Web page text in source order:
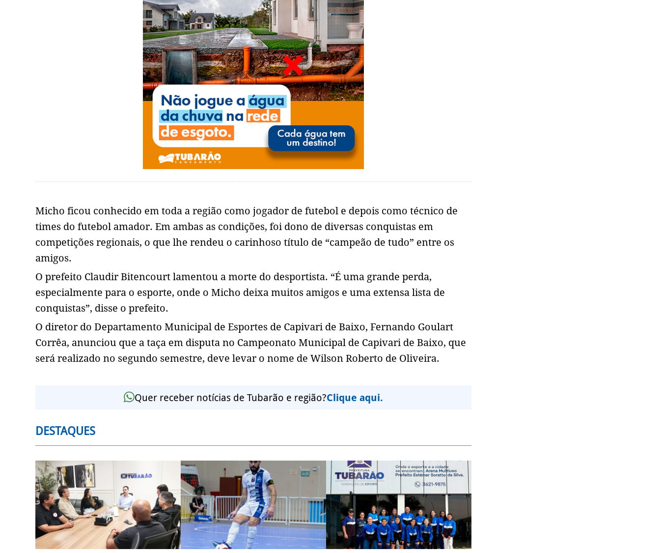
Micho ficou conhecido em toda a região como jogador de futebol e depois como técnico de
times do futebol amador. Em ambas as condições, foi dono de diversas conquistas em
competições regionais, o que lhe rendeu o carinhoso título de “campeão de tudo” entre os
amigos.
O prefeito Claudir Bitencourt lamentou a morte do desportista. “É uma grande perda,
especialmente para o esporte, onde o Micho deixa muitos amigos e uma extensa lista de
conquistas”, disse o prefeito.
O diretor do Departamento Municipal de Esportes de Capivari de Baixo, Fernando Goulart
Corrêa, anunciou que a taça em disputa no Campeonato Municipal de Capivari de Baixo, que
será realizado no segundo semestre, deve levar o nome de Wilson Roberto de Oliveira.
Quer receber notícias de Tubarão e região?Clique aqui.
DESTAQUES